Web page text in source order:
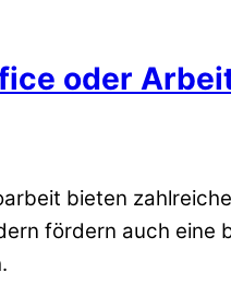
oder
bieten zahlreiche
fördern auch eine